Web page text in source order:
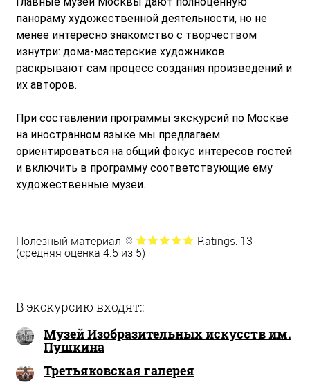
панораму художественной деятельности, но не
менее интересно знакомство с творчеством
изнутри: дома-мастерские художников
раскрывают сам процесс создания произведений и
их авторов.
При составлении программы экскурсий по Москве
на иностранном языке мы предлагаем
ориентироваться на общий фокус интересов гостей
и включить в программу соответствующие ему
художественные музеи.
Полезный материал Ratings: 13
(средняя оценка 4.5 из 5)
В экскурсию входят::
Музей Изобразительных искусств им.
Пушкина
Третьяковская галерея